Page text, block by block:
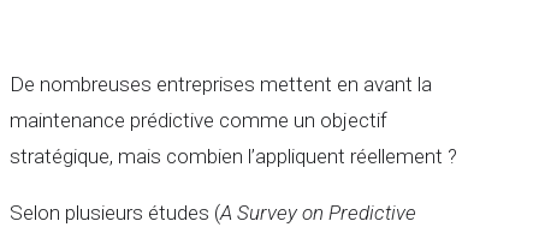
De nombreuses entreprises mettent en avant la
maintenance prédictive comme un objectif
stratégique, mais combien l’appliquent réellement ?
Selon plusieurs études (A Survey on Predictive